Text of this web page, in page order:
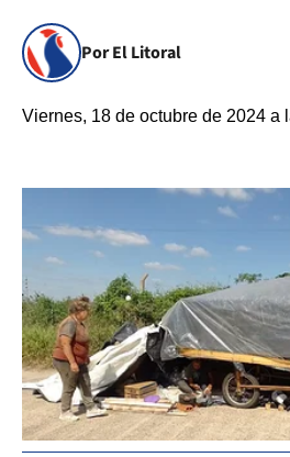
Por El Litoral
Viernes, 18 de octubre de 2024 a